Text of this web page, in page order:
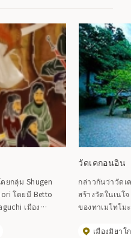
ยกลุ่ม Shugen
โดยมี Betto
เมือง
Iwaizumi
วัดเคกอนอิน
กล่าวกันว่าวัดเ
สร้างวัดในเน
ของทาเมโทโม
มากลายเป็นนิ
เมืองมิยาโ